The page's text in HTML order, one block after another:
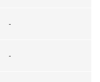
-
-